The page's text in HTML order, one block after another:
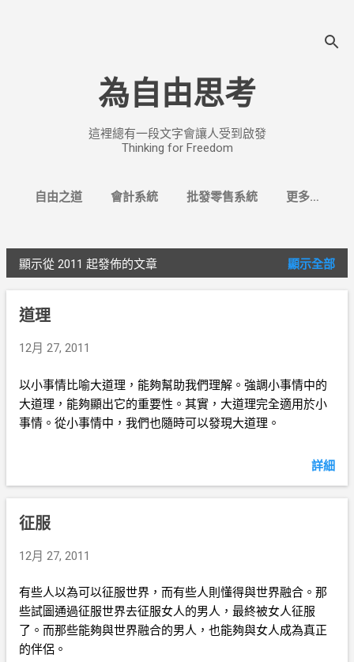
為自由思考
這裡總有一段文字會讓人受到啟發
Thinking for Freedom
自由之道 會計系統 批發零售系統 更多…
文
章
顯示從 2011 起發佈的文章 顯示全部
道理
12月 27, 2011
以小事情比喻大道理，能夠幫助我們理解。強調小事情中的
大道理，能夠顯出它的重要性。其實，大道理完全適用於小
事情。從小事情中，我們也隨時可以發現大道理。
詳細
征服
12月 27, 2011
有些人以為可以征服世界，而有些人則懂得與世界融合。那
些試圖通過征服世界去征服女人的男人，最終被女人征服
了。而那些能夠與世界融合的男人，也能夠與女人成為真正
的伴侶。